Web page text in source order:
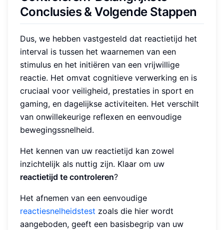
Conclusies & Volgende Stappen
Dus, we hebben vastgesteld dat reactietijd het
interval is tussen het waarnemen van een
stimulus en het initiëren van een vrijwillige
reactie. Het omvat cognitieve verwerking en is
cruciaal voor veiligheid, prestaties in sport en
gaming, en dagelijkse activiteiten. Het verschilt
van onwillekeurige reflexen en eenvoudige
bewegingssnelheid.
Het kennen van uw reactietijd kan zowel
inzichtelijk als nuttig zijn. Klaar om uw
reactietijd te controleren?
Het afnemen van een eenvoudige
reactiesnelheidstest zoals die hier wordt
aangeboden, geeft een basisbegrip van uw